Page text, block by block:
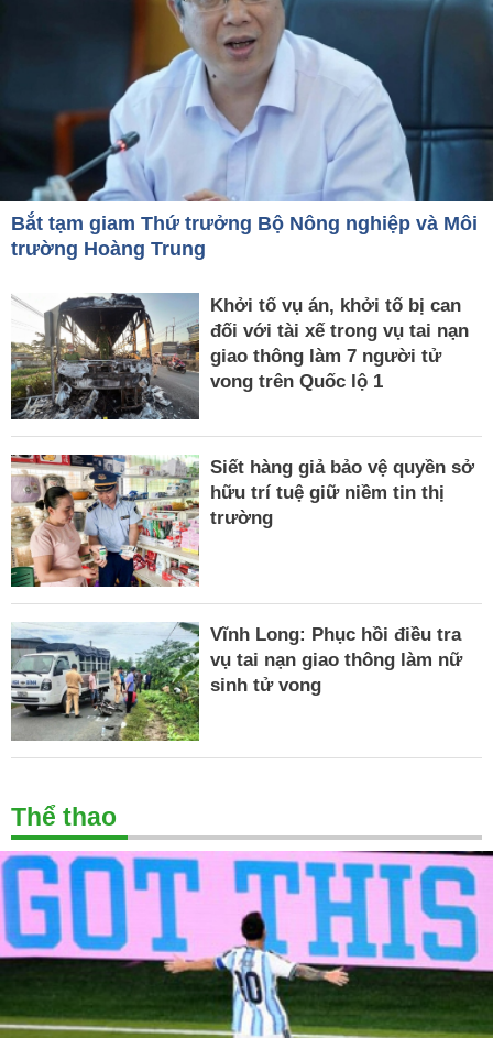
Bắt tạm giam Thứ trưởng Bộ Nông nghiệp và Môi
trường Hoàng Trung
Khởi tố vụ án, khởi tố bị can
đối với tài xế trong vụ tai nạn
giao thông làm 7 người tử
vong trên Quốc lộ 1
Siết hàng giả bảo vệ quyền sở
hữu trí tuệ giữ niềm tin thị
trường
Vĩnh Long: Phục hồi điều tra
vụ tai nạn giao thông làm nữ
sinh tử vong
Thể thao